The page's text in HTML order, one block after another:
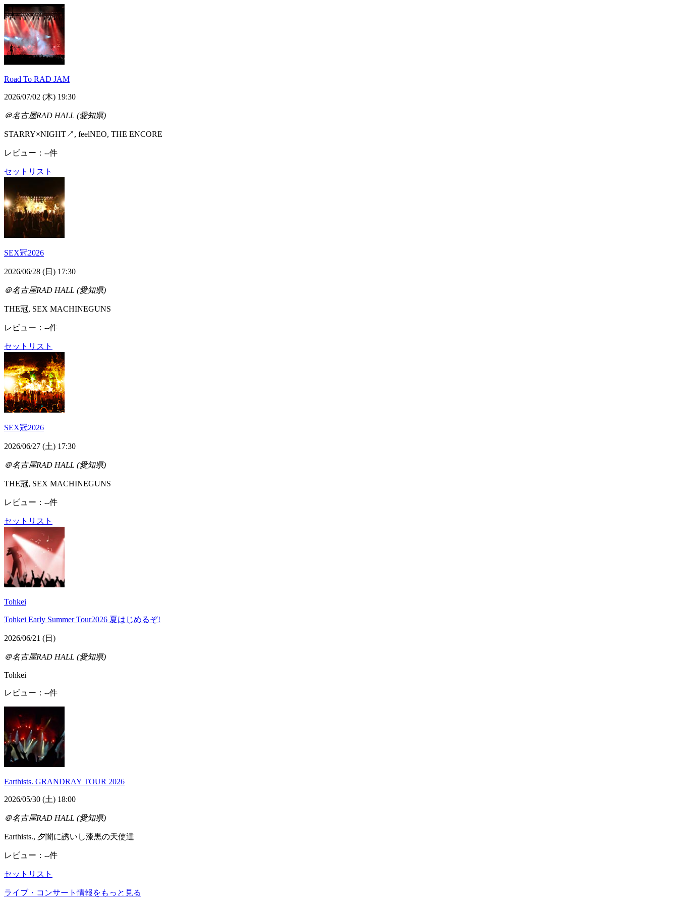
Road To RAD JAM
2026/07/02 (木) 19:30
＠名古屋RAD HALL (愛知県)
STARRY×NIGHT↗, feelNEO, THE ENCORE
レビュー：--件
セットリスト
SEX冠2026
2026/06/28 (日) 17:30
＠名古屋RAD HALL (愛知県)
THE冠, SEX MACHINEGUNS
レビュー：--件
セットリスト
SEX冠2026
2026/06/27 (土) 17:30
＠名古屋RAD HALL (愛知県)
THE冠, SEX MACHINEGUNS
レビュー：--件
セットリスト
Tohkei
Tohkei Early Summer Tour2026 夏はじめるぞ!
2026/06/21 (日)
＠名古屋RAD HALL (愛知県)
Tohkei
レビュー：--件
Earthists. GRANDRAY TOUR 2026
2026/05/30 (土) 18:00
＠名古屋RAD HALL (愛知県)
Earthists., 夕闇に誘いし漆黒の天使達
レビュー：--件
セットリスト
ライブ・コンサート情報をもっと見る